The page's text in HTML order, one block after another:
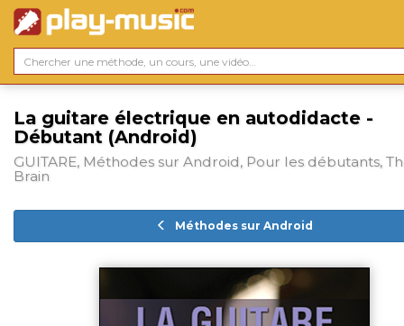
La guitare électrique en autodidacte -
Débutant (Android)
GUITARE, Méthodes sur Android, Pour les débutants,
Brain
Méthodes sur Android